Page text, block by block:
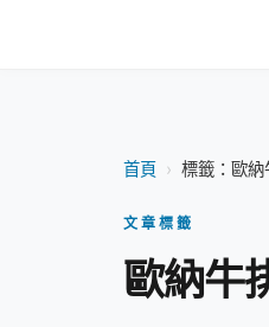
首頁 › 標籤：歐納
文章標籤
歐納牛